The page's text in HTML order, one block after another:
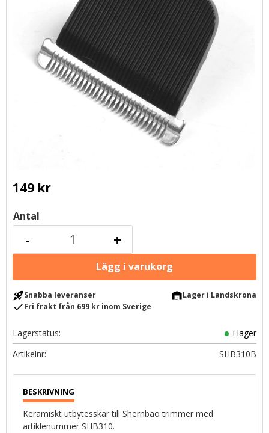
149kr
Antal
+
-
rocket_launchSnabba leveranser warehouseLager i Landskrona
checkFri frakt från 699 kr inom Sverige
Lagerstatus
i lager
Artikelnr
SHB310B
Keramiskt utbytesskär till Shernbao trimmer med
artiklenummer SHB310.